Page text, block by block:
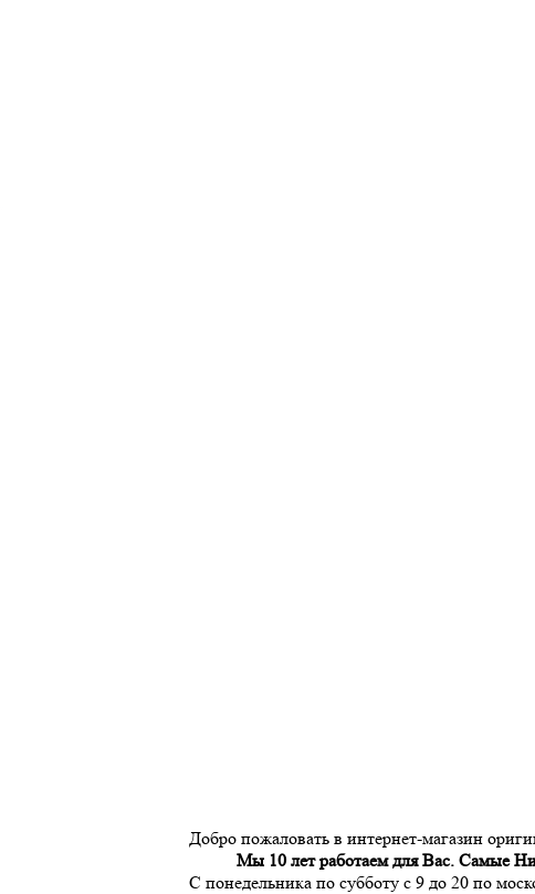
Добро пожаловать в интернет-магазин
Мы 10 лет работаем для Вас. Самые
С понедельника по субботу с 9 до 20 по